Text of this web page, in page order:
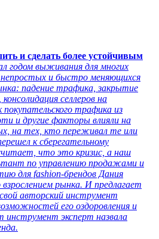
и сделать более устойчивым
годом выживания для многих
непростых и быстро меняющихся
падение трафика, закрытие
селлеров на
трафика из
и другие факторы влияли на
на тех, кто переживал те или
к сберегательному
что это кризис, а наш
по управлению продажами и
для fashion-брендов Дания
рынка. И предлагает
авторский инструмент
его оздоровления и
инструмент эксперт назвала